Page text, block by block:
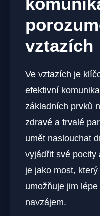
vztazích
Ve vztazích je
efektivní
základních prvků
zdravé a trvalé
umět naslouchat
vyjádřit své pocity
je jako most,
umožňuje jim
navzájem.